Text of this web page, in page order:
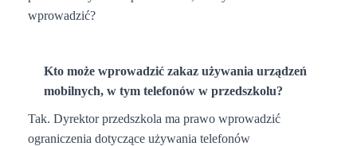
wprowadzić?
Kto może wprowadzić zakaz używania urządzeń
mobilnych, w tym telefonów w przedszkolu?
Tak. Dyrektor przedszkola ma prawo wprowadzić
ograniczenia dotyczące używania telefonów